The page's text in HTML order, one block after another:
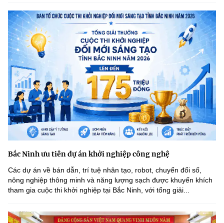
Bắc Ninh ưu tiên dự án khởi nghiệp công nghệ
Các dự án về bán dẫn, trí tuệ nhân tạo, robot, chuyển đổi số,
nông nghiệp thông minh và năng lượng sạch được khuyến khích
tham gia cuộc thi khởi nghiệp tại Bắc Ninh, với tổng giải...